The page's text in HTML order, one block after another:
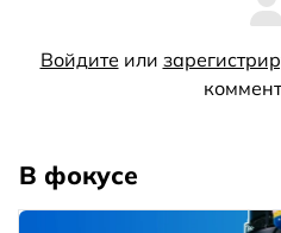
Войдите или
В фокусе